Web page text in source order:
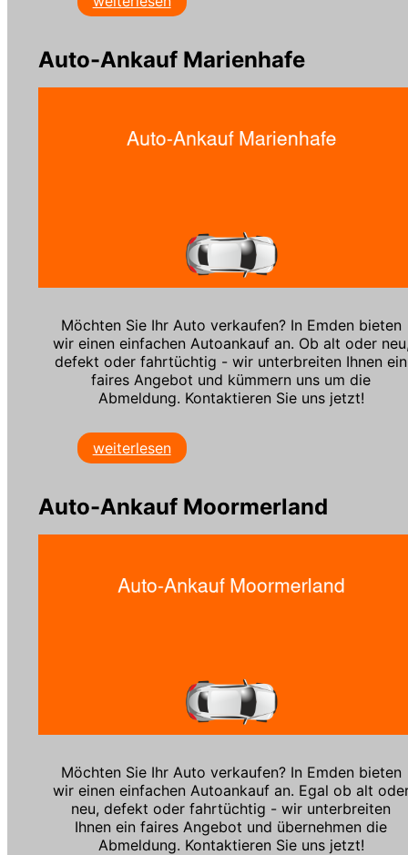
Auto-Ankauf Marienhafe
Möchten Sie Ihr Auto verkaufen? In Emden bieten
wir einen einfachen Autoankauf an. Ob alt oder
defekt oder fahrtüchtig - wir unterbreiten Ihnen ein
faires Angebot und kümmern uns um die
Abmeldung. Kontaktieren Sie uns jetzt!
weiterlesen
Auto-Ankauf Moormerland
Möchten Sie Ihr Auto verkaufen? In Emden bieten
wir einen einfachen Autoankauf an. Egal ob alt
neu, defekt oder fahrtüchtig - wir unterbreiten
Ihnen ein faires Angebot und übernehmen die
Abmeldung. Kontaktieren Sie uns jetzt!